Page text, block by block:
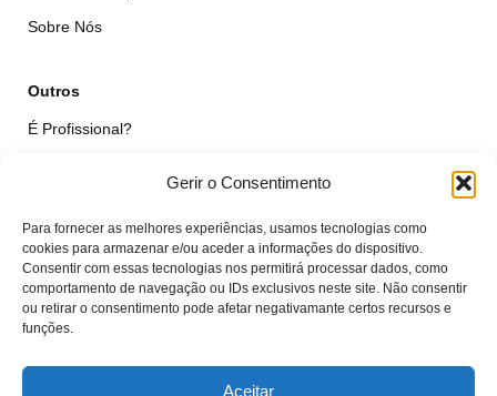
Gerir o Consentimento
Para fornecer as melhores experiências, usamos tecnologias como
cookies para armazenar e/ou aceder a informações do dispositivo.
Consentir com essas tecnologias nos permitirá processar dados, como
comportamento de navegação ou IDs exclusivos neste site. Não consentir
ou retirar o consentimento pode afetar negativamante certos recursos e
funções.
Aceitar
Sobre Nós
Outros
É Profissional?
Qualidade das Peças
Minha Conta